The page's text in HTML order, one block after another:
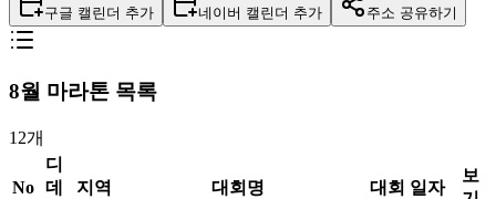
구글 캘린더 추가 네이버 캘린더 추가 주소 공유하기
8월 마라톤 목록
12개
No
디
데
지역 대회명 대회 일자
보